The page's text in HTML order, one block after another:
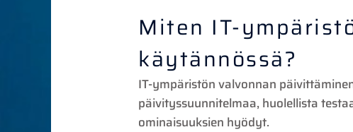
Miten IT-
käytännössä?
IT-ympäristön valvonnan
päivityssuunnitelmaa, huolellista
ominaisuuksien hyödyt.